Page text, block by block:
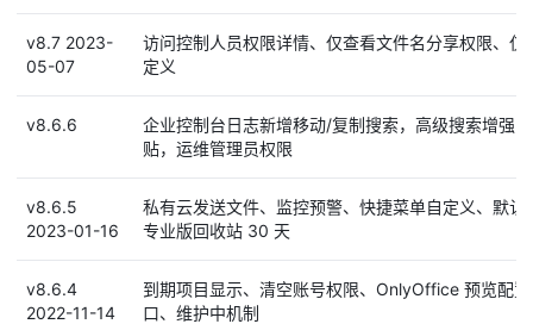
v8.7 2023-
05-07
访问控制人员权限详情、仅查看文件名分享权限、
定义
v8.6.6
企业控制台日志新增移动/复制搜索，高级搜索增强
贴，运维管理员权限
v8.6.5
2023-01-16
私有云发送文件、监控预警、快捷菜单自定义、默
专业版回收站 30 天
v8.6.4
2022-11-14
到期项目显示、清空账号权限、OnlyOffice 预览配
口、维护中机制